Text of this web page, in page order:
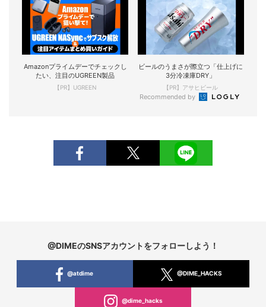
Amazonプライムデーでチェックし
たい、注目のUGREEN製品
【PR】UGREEN
ビールのうまさが際立つ「仕上げに
3分冷凍庫DRY」
【PR】アサヒビール
Recommended by
@DIMEのSNSアカウントをフォローしよう！
@atdime @DIME_HACKS
@dime_hacks